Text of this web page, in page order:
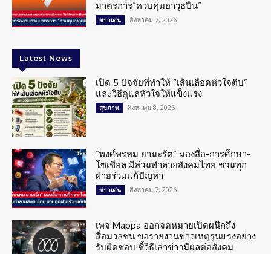
มาตรการ”ควบคุมอาวุธปืน”
ข่าวเด่น สิงหาคม 7, 2026
Latest News
เปิด 5 ปัจจัยที่ทำให้ “เส้นเลือดหัวใจตีบ”
และวิธีดูแลหัวใจให้แข็งแรง
สุขภาพ สิงหาคม 8, 2026
“พงศ์พรหม ยามะรัต” มองสื่อ-การศึกษา-
โซเชียล มีส่วนทำลายสังคมไทย ชวนทุก
ฝ่ายร่วมแก้ปัญหา
ข่าวเด่น สิงหาคม 7, 2026
เพจ Mappa ออกจดหมายเปิดผนึกถึง
สื่อมวลชน ขอรายงานข่าวเหตุรุนแรงอย่าง
รับผิดชอบ ชี้วิธีเล่าข่าวมีผลต่อสังคม